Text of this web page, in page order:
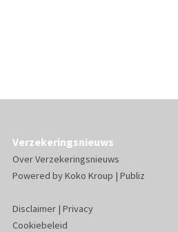
Verzekeringsnieuws
Over Verzekeringsnieuws
Powered byKoko Kroup | Publiz
Disclaimer| Privacy
Cookiebeleid